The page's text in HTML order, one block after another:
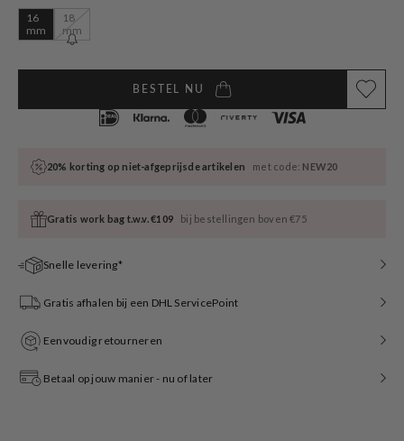
16
mmVariant
sold
or
18
mmVariant
sold
or
BESTEL NU
20% korting op niet-afgeprijsde artikelen met code: NEW20
Gratis work bag t.w.v. €109 bij bestellingen boven €75
Snelle levering*
Gratis afhalen bij een DHL ServicePoint
Eenvoudig retourneren
Betaal op jouw manier - nu of later